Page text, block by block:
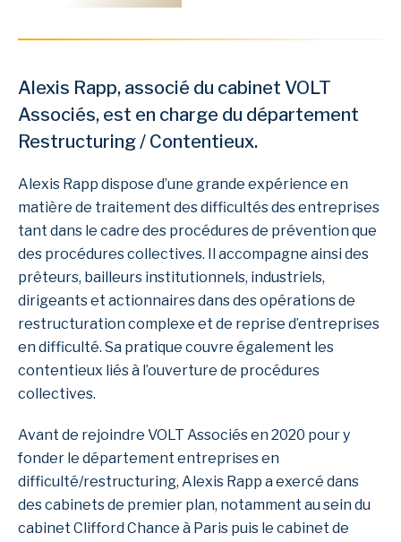
Alexis Rapp, associé du cabinet VOLT
Associés, est en charge du département
Restructuring / Contentieux.
Alexis Rapp dispose d’une grande expérience en
matière de traitement des difficultés des entreprises
tant dans le cadre des procédures de prévention que
des procédures collectives. Il accompagne ainsi des
prêteurs, bailleurs institutionnels, industriels,
dirigeants et actionnaires dans des opérations de
restructuration complexe et de reprise d’entreprises
en difficulté. Sa pratique couvre également les
contentieux liés à l’ouverture de procédures
collectives.
Avant de rejoindre VOLT Associés en 2020 pour y
fonder le département entreprises en
difficulté/restructuring, Alexis Rapp a exercé dans
des cabinets de premier plan, notamment au sein du
cabinet Clifford Chance à Paris puis le cabinet de